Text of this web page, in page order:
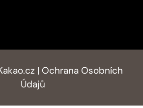
| Ochrana Osobních
Údajů